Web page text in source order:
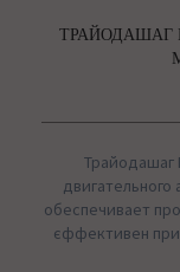
ТРАЙОДАШАГ
Трайодашаг
обеспечивает
єффективен